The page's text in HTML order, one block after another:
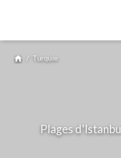
home / Turquie
Plages